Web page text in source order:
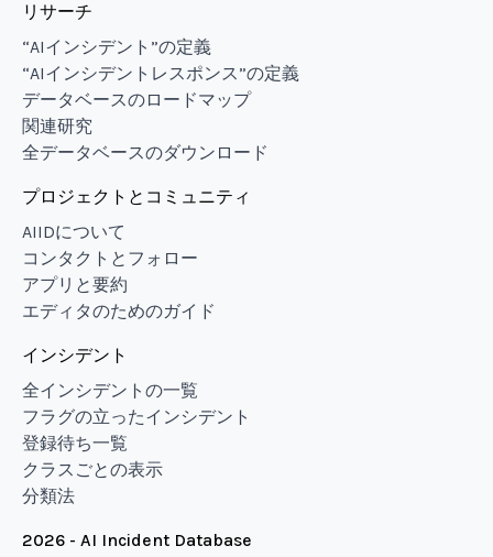
リサーチ
“AIインシデント”の定義
“AIインシデントレスポンス”の定義
データベースのロードマップ
関連研究
全データベースのダウンロード
プロジェクトとコミュニティ
AIIDについて
コンタクトとフォロー
アプリと要約
エディタのためのガイド
インシデント
全インシデントの一覧
フラグの立ったインシデント
登録待ち一覧
クラスごとの表示
分類法
2026 - AI Incident Database